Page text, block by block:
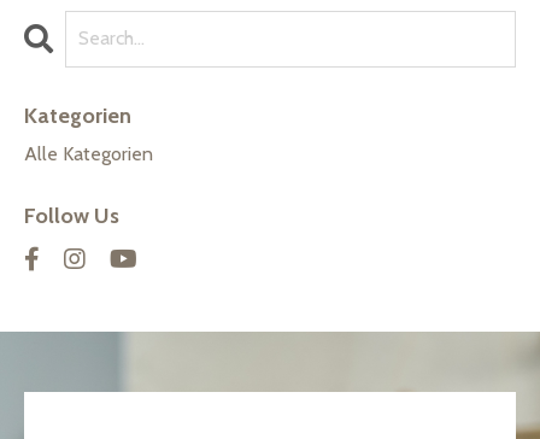
Kategorien
Alle Kategorien
Follow Us